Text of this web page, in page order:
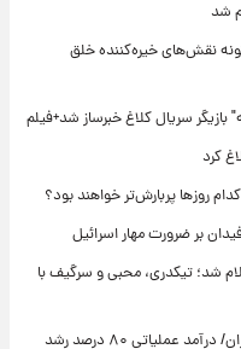
شد
نقش‌های خیره‌کننده خلق
سریال کلاغ خبرساز شد+فیلم
روزها پربارش‌تر خواهند بود؟
بر ضرورت مهار اسرائیل
شد؛ تیکدری، محبی و سرگیف با
تغییر مثبت در عملکرد مالی بانک صادرات ایران/ درآمد عملیاتی ۸۰ درصد رشد